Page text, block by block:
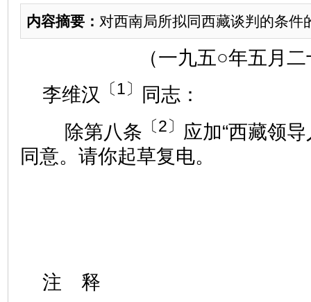
内容摘要： 对西南局所拟同西藏谈判的条件
（一九五○年五月
李维汉
〔1〕
同志：
除第八条 〔2〕 应加“西藏领
同意。请你起草复电。
注 释